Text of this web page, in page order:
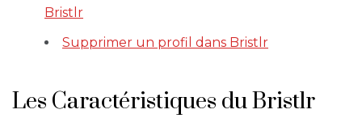
Bristlr
Supprimer un profil dans Bristlr
Les Caractéristiques du Bristlr